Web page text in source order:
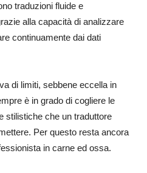
traduzioni fluide e
alla capacità di analizzare
continuamente dai dati
di limiti, sebbene eccella in
è in grado di cogliere le
stilistiche che un traduttore
Per questo resta ancora
in carne ed ossa.